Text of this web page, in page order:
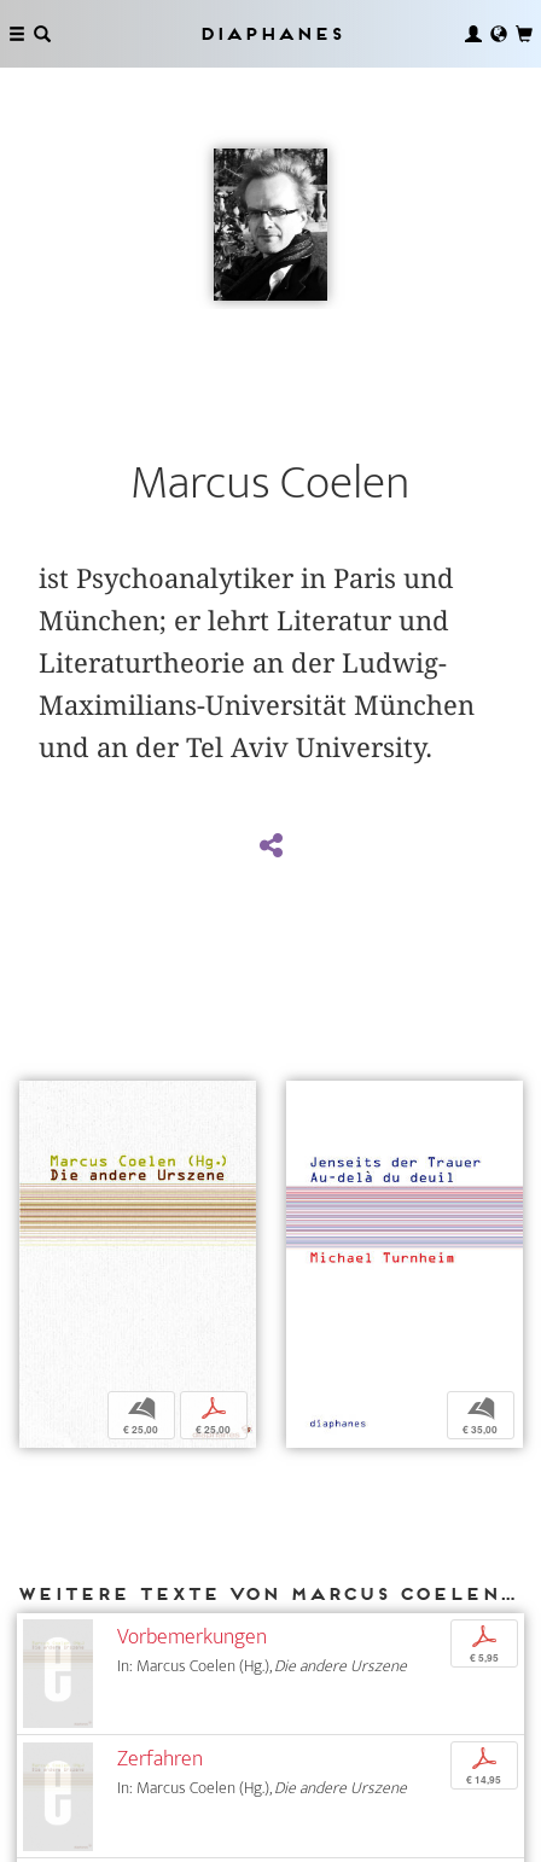
Diaphanes
Marcus Coelen
ist Psychoanalytiker in Paris und
München; er lehrt Literatur und
Literaturtheorie an der Ludwig-
Maximilians-Universität München
und an der Tel Aviv University.
b
€ 25,00
p
€ 25,00
b
€ 35,00
Weitere Texte von Marcus Coelen bei DIAPHANES
Vorbemerkungen
In: Marcus Coelen (Hg.),Die andere Urszene
p
€ 5,95
Zerfahren
In: Marcus Coelen (Hg.),Die andere Urszene
p
€ 14,95